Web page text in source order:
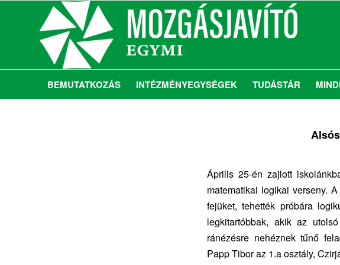
BEMUTATKOZÁS INTÉZMÉNYEGYSÉGEK TUDÁSTÁR
Április 25-én zajlott
matematikai logikai verseny.
fejüket, tehették próbára
legkitartóbbak, akik az
ránézésre nehéznek tűnő
Papp Tibor az 1.a osztály,